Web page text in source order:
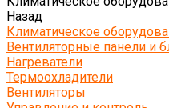
Назад
Климатическое
Вентиляторные панели и
Нагреватели
Термоохладители
Вентиляторы